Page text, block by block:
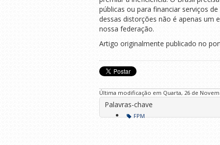
públicas ou para financiar serviços
dessas distorções não é apenas um
nossa federação.
Artigo originalmente publicado no
Última modificação em Quarta, 26 de
Palavras-chave
FPM